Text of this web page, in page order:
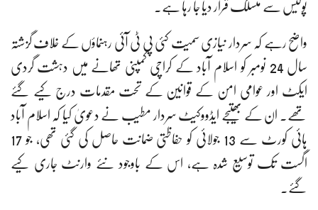
پولیس سے منسلک قرار دیا جا رہا ہے۔
واضح رہے کہ سردار نیازی سمیت کئی پی ٹی آئی رہنماؤں کے خلاف گزشتہ
سال 24 نومبر کو اسلام آباد کے کراچی کمپنی تھانے میں دہشت گردی
ایکٹ اور عوامی امن کے قوانین کے تحت مقدمات درج کیے گئے
تھے۔ ان کے بھتیجے ایڈووکیٹ سردار مطیب نے دعویٰ کیا کہ اسلام آباد
ہائی کورٹ سے 13 جولائی کو حفاظتی ضمانت حاصل کی گئی تھی، جو 17
اگست تک توسیع شدہ ہے، اس کے باوجود نئے وارنٹ جاری کیے
گئے۔